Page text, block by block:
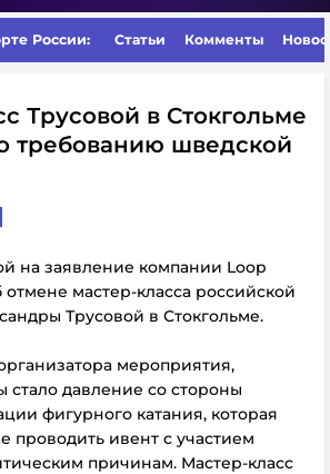
России: Статьи Комменты
Трусовой в Стокгольме
требованию шведской
на заявление компании Loop
мастер-класса российской
Трусовой в Стокгольме.
мероприятия,
давление со стороны
фигурного катания, которая
проводить ивент с участием
причинам. Мастер-класс